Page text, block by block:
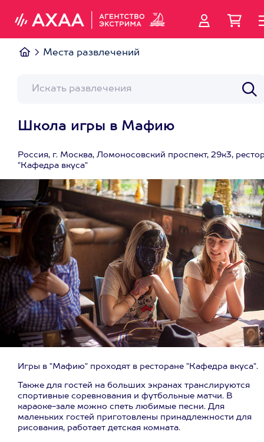
Места развлечений
Школа игры в Мафию
Россия, г. Москва, Ломоносовский проспект, 29к3,
"Кафедра вкуса"
Игры в "Мафию" проходят в ресторане "Кафедра вкуса".
Также для гостей на больших экранах транслируются
спортивные соревнования и футбольные матчи. В
караоке-зале можно спеть любимые песни. Для
маленьких гостей приготовлены принадлежности для
рисования, работает детская комната.